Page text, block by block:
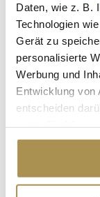
Daten, wie z. B.
Technologien
Gerät zu
personalisierte
Werbung und
Entwicklung von
entscheiden
Cookie-
Trigger Symbol